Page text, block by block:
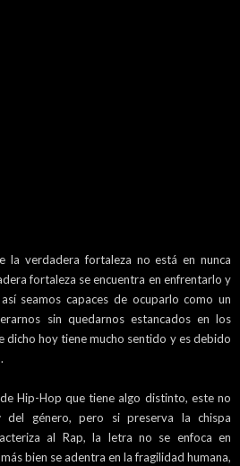
la verdadera fortaleza no está en nunca
fortaleza se encuentra en enfrentarlo y
seamos capaces de ocuparlo como un
sin quedarnos estancados en los
dicho hoy tiene mucho sentido y es debido
.
Hip-Hop que tiene algo distinto, este no
del género, pero si preserva la chispa
al Rap, la letra no se enfoca en
bien se adentra en la fragilidad humana,